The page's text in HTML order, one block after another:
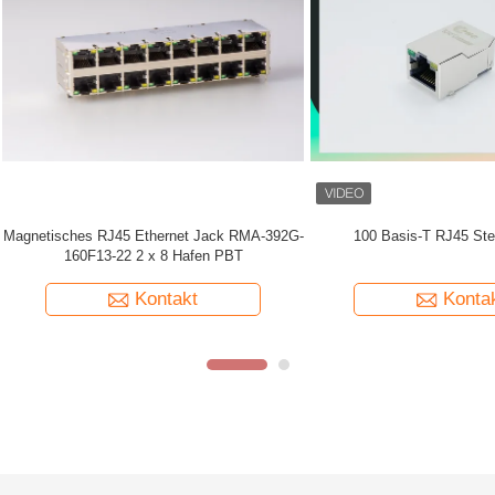
1 Port RJ45-Anschluss
Kontakt
RMS-001L-08A0-GY-2 100 Basis-t
Kontakt